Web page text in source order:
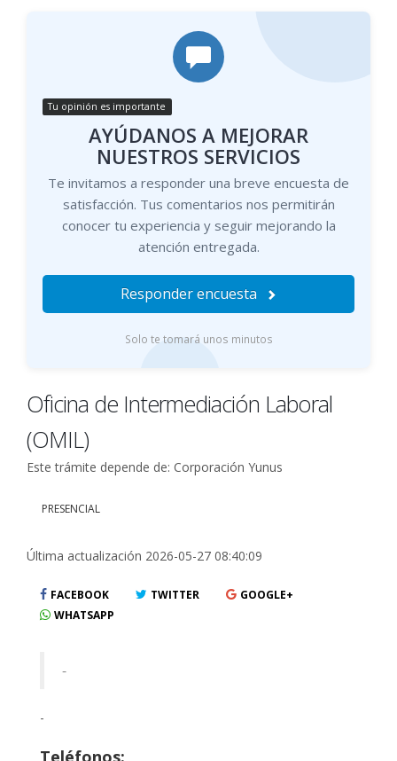
Tu opinión es importante
AYÚDANOS A MEJORAR
NUESTROS SERVICIOS
Te invitamos a responder una breve encuesta de
satisfacción. Tus comentarios nos permitirán
conocer tu experiencia y seguir mejorando la
atención entregada.
Responder encuesta
Solo te tomará unos minutos
Oficina de Intermediación Laboral
(OMIL)
Este trámite depende de: Corporación Yunus
PRESENCIAL
Última actualización 2026-05-27 08:40:09
FACEBOOK TWITTER
GOOGLE+
WHATSAPP
-
-
Teléfonos: